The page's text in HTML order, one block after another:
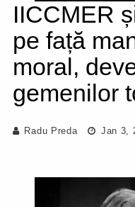
IICCMER
pe față
moral,
gemenilor
Radu Preda Jan 3,